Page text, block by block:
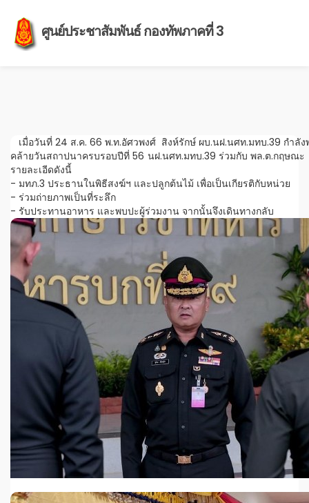
ศูนย์ประชาสัมพันธ์ กองทัพภาคที่ 3
เมื่อวันที่ 24 ส.ค. 66 พ.ท.อัศวพงศ์ สิงห์รักษ์ ผบ.นฝ.นศท.มทบ.39 กำลั
คล้ายวันสถาปนาครบรอบปีที่ 56 นฝ.นศท.มทบ.39 ร่วมกับ พล.ต.กฤษณ
รายละเอีดดังนี้
- มทภ.3 ประธานในพิธีสงฆ์ฯ และปลูกต้นไม้ เพื่อเป็นเกียรติกับหน่วย
- ร่วมถ่ายภาพเป็นที่ระลึก
- รับประทานอาหาร และพบปะผู้ร่วมงาน จากนั้นจึงเดินทางกลับ